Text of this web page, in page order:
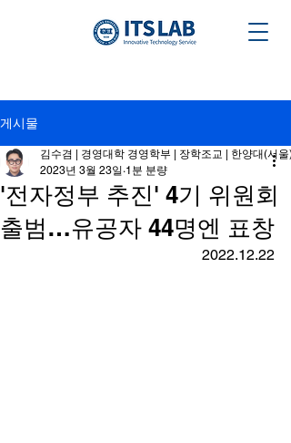
게시물
'전자정부 추진' 4기 위원회
출범…유공자 44명엔 표창
김수겸 | 경영대학 경영학부 | 장학조교 | 한양대(서울) ­
2023년 3월 23일 1분 분량
2022.12.22